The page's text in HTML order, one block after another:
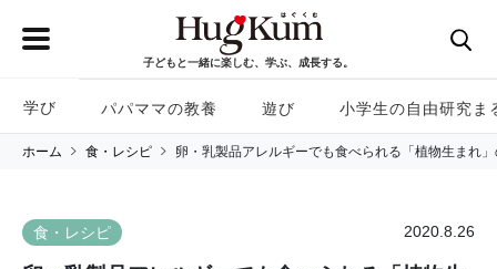
子どもと一緒に楽しむ、学ぶ、成長する。
学び パパママの教養 遊び 小学生の自由研究ま
ホーム 食・レシピ 卵・乳製品アレルギーでも食べられる「植物生まれ
食・レシピ 2020.8.26